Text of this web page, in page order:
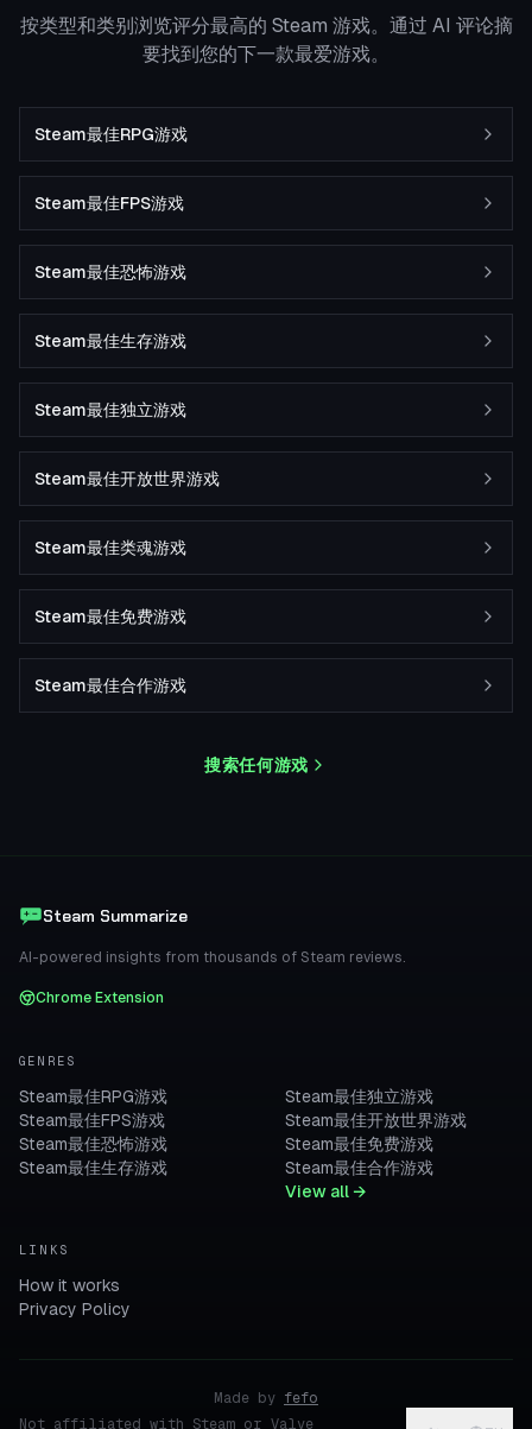
按类型和类别浏览评分最高的 Steam 游戏。通过 AI 评论摘
要找到您的下一款最爱游戏。
Steam最佳RPG游戏
Steam最佳FPS游戏
Steam最佳恐怖游戏
Steam最佳生存游戏
Steam最佳独立游戏
Steam最佳开放世界游戏
Steam最佳类魂游戏
Steam最佳免费游戏
Steam最佳合作游戏
搜索任何游戏
Steam Summarize
AI-powered insights from thousands of Steam reviews.
Chrome Extension
GENRES
Steam最佳RPG游戏
Steam最佳FPS游戏
Steam最佳恐怖游戏
Steam最佳生存游戏
Steam最佳独立游戏
Steam最佳开放世界游戏
Steam最佳免费游戏
Steam最佳合作游戏
View all →
LINKS
How it works
Privacy Policy
Made by fefo
Not affiliated with Steam or Valve